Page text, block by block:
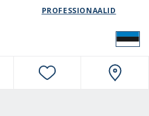
NAVIGATION
PROFESSIONAALID